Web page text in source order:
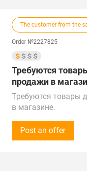
Китаю, Республике
Республике
Доставка в с.
The customer from the
Order №2227825
Требуются
продажи в
Требуются товары
в магазине.
т.д.
Сумма закупки - от
Post an offer